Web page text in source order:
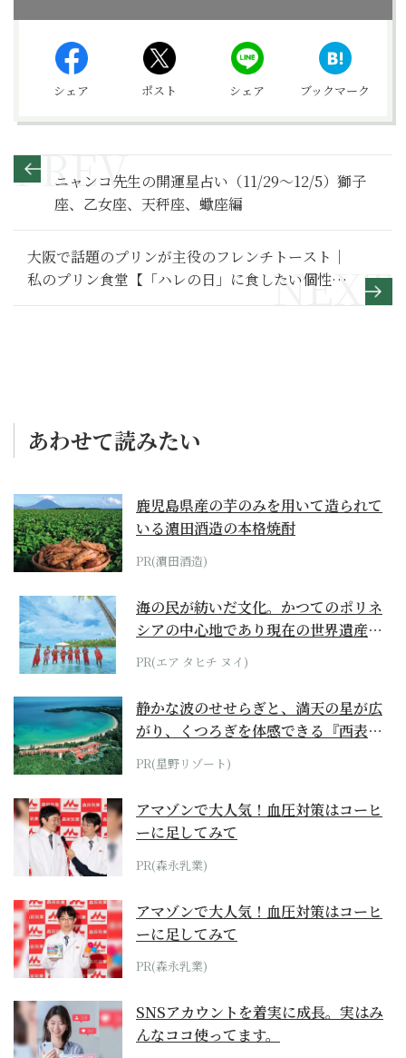
シェア ポスト シェア ブックマーク
ニャンコ先生の開運星占い（11/29～12/5）獅子
座、乙女座、天秤座、蠍座編
大阪で話題のプリンが主役のフレンチトースト｜
私のプリン食堂【「ハレの日」に食したい個性派
プリン】6
あわせて読みたい
鹿児島県産の芋のみを用いて造られて
いる濵田酒造の本格焼酎
PR(濵田酒造)
海の民が紡いだ文化。かつてのポリネ
シアの中心地であり現在の世界遺産か
らみえてくる...
PR(エア タヒチ ヌイ)
静かな波のせせらぎと、満天の星が広
がり、くつろぎを体感できる『西表島
ホテル by...
PR(星野リゾート)
アマゾンで大人気！血圧対策はコーヒ
ーに足してみて
PR(森永乳業)
アマゾンで大人気！血圧対策はコーヒ
ーに足してみて
PR(森永乳業)
SNSアカウントを着実に成長。実はみ
んなココ使ってます。